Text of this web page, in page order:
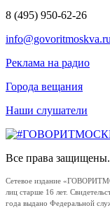
8 (495) 950-62-26
info@govoritmoskva.ru
Реклама на радио
Города вещания
Наши слушатели
Все права
Сетевое издание
лиц старше 16 лет.
года выдано Федеральной